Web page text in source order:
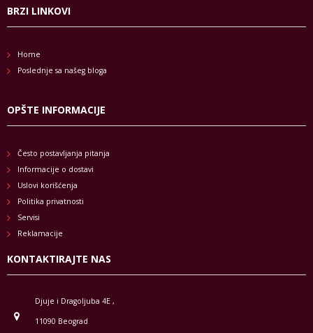
BRZI LINKOVI
Home
Poslednje sa našeg bloga
OPŠTE INFORMACIJE
Često postavljanja pitanja
Informacije o dostavi
Uslovi korišćenja
Politika privatnosti
Servisi
Reklamacije
KONTAKTIRAJTE NAS
Djuje i Dragoljuba 4E ,
11090 Beograd